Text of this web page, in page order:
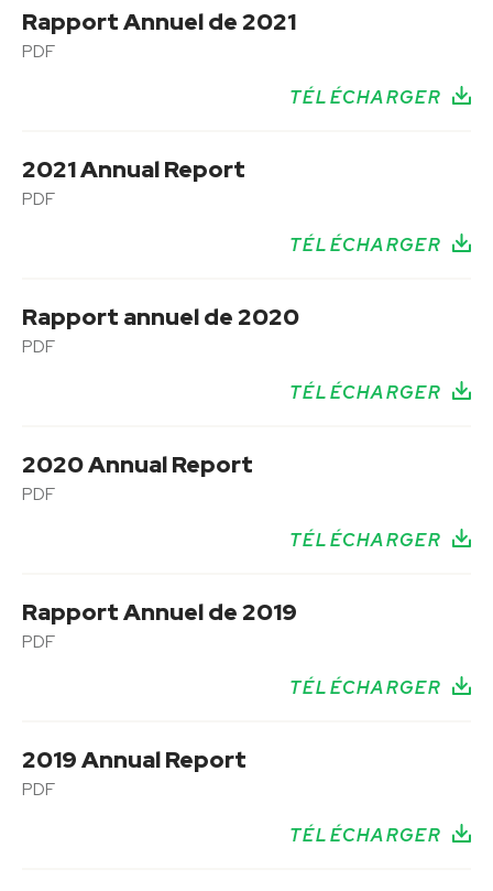
Rapport Annuel de 2021
PDF
TÉLÉCHARGER
2021 Annual Report
PDF
TÉLÉCHARGER
Rapport annuel de 2020
PDF
TÉLÉCHARGER
2020 Annual Report
PDF
TÉLÉCHARGER
Rapport Annuel de 2019
PDF
TÉLÉCHARGER
2019 Annual Report
PDF
TÉLÉCHARGER